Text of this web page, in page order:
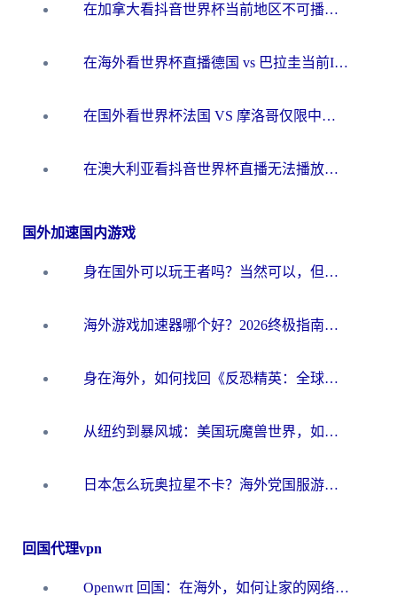
在加拿大看抖音世界杯当前地区不可播放？海外党体育观赛终极指南
在海外看世界杯直播德国 vs 巴拉圭当前IP受限制？这篇指南帮你轻松解决地区限制
在国外看世界杯法国 VS 摩洛哥仅限中国大陆？别让地域限制拦下你的欢呼
在澳大利亚看抖音世界杯直播无法播放？海外党体育观赛终极指南来了！
国外加速国内游戏
身在国外可以玩王者吗？当然可以，但你需要这份“加速”指南
海外游戏加速器哪个好？2026终极指南帮你畅玩国服+解决卡顿难题
身在海外，如何找回《反恐精英：全球攻势》国服的丝滑手感？一份给你的终极指南
从纽约到暴风城：美国玩魔兽世界，如何找到你的最佳网络航线
日本怎么玩奥拉星不卡？海外党国服游戏加速器选择全攻略
回国代理vpn
Openwrt 回国：在海外，如何让家的网络触手可及